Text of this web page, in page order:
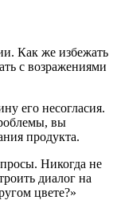
Как же избежать
с возражениями
его несогласия.
вы
продукта.
Никогда не
диалог на
цвете?»